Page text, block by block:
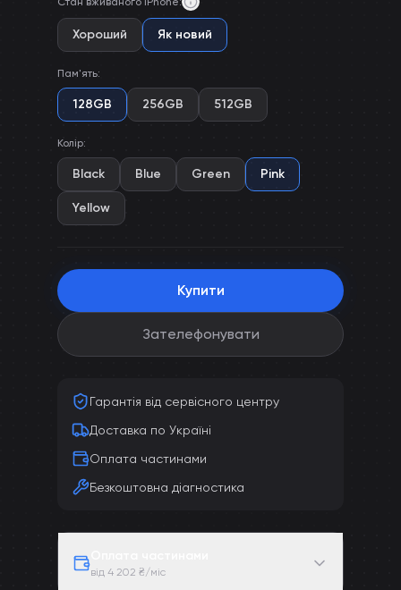
Хороший Як новий
Пам'ять:
128GB 256GB 512GB
Колір:
Black Blue Green Pink
Yellow
Купити
Зателефонувати
Гарантія від сервісного центру
Доставка по Україні
Оплата частинами
Безкоштовна діагностика
від 4 202 ₴/міс